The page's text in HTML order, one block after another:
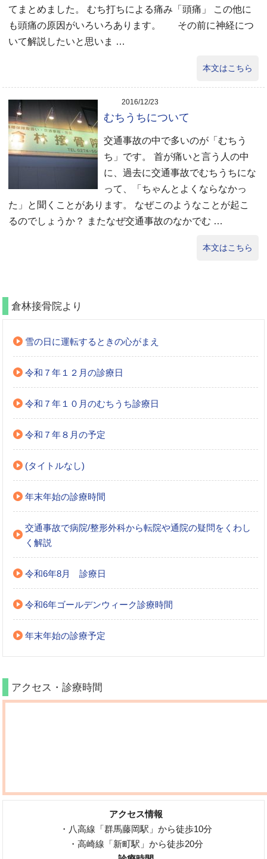
てまとめました。 むち打ちによる痛み「頭痛」 この他に
も頭痛の原因がいろいろあります。 その前に神経につ
いて解説したいと思いま …
本文はこちら
2016/12/23
むちうちについて
交通事故の中で多いのが「むちう
ち」です。 首が痛いと言う人の中
に、過去に交通事故でむちうちにな
って、「ちゃんとよくならなかっ
た」と聞くことがあります。 なぜこのようなことが起こ
るのでしょうか？ またなぜ交通事故のなかでむ …
本文はこちら
倉林接骨院より
雪の日に運転するときの心がまえ
令和７年１２月の診療日
令和７年１０月のむちうち診療日
令和７年８月の予定
(タイトルなし)
年末年始の診療時間
交通事故で病院/整形外科から転院や通院の疑問をくわし
く解説
令和6年8月 診療日
令和6年ゴールデンウィーク診療時間
年末年始の診療予定
アクセス・診療時間
アクセス情報
・八高線「群馬藤岡駅」から徒歩10分
・高崎線「新町駅」から徒歩20分